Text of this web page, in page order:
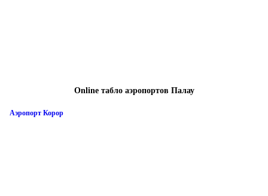
Online табло аэропортов Палау
Аэропорт Корор